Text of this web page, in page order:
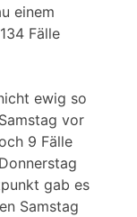
einem
Fälle
ewig so
vor
9 Fälle
gab es
Samstag